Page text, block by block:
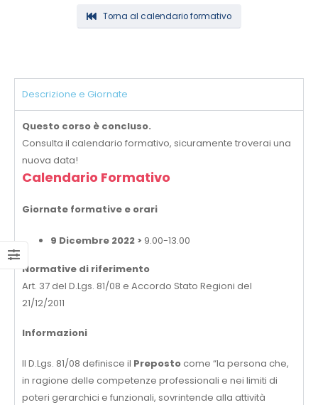
Torna al calendario formativo
Descrizione e Giornate
Questo corso è concluso.
Consulta il calendario formativo, sicuramente troverai una
nuova data!
Calendario Formativo
Giornate formative e orari
9 Dicembre 2022 > 9.00-13.00
Normative di riferimento
Art. 37 del D.Lgs. 81/08 e Accordo Stato Regioni del
21/12/2011
Informazioni
Il D.Lgs. 81/08 definisce il Prepostocome “la persona che,
in ragione delle competenze professionali e nei limiti di
poteri gerarchici e funzionali, sovrintende alla attività